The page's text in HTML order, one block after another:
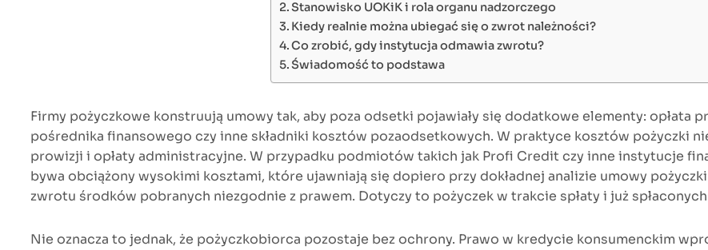
Stanowisko UOKiK i rola organu nadzorczego
Kiedy realnie można ubiegać się o zwrot należności?
Co zrobić, gdy instytucja odmawia zwrotu?
Świadomość to podstawa
Firmy pożyczkowe konstruują umowy tak, aby poza odsetki pojawiały się dodatkowe elementy: opłata
pośrednika finansowego czy inne składniki kosztów pozaodsetkowych. W praktyce kosztów pożyczki
prowizji i opłaty administracyjne. W przypadku podmiotów takich jak Profi Credit czy inne instytucje
bywa obciążony wysokimi kosztami, które ujawniają się dopiero przy dokładnej analizie umowy
zwrotu środków pobranych niezgodnie z prawem. Dotyczy to pożyczek w trakcie spłaty i już
Nie oznacza to jednak, że pożyczkobiorca pozostaje bez ochrony. Prawo w kredycie konsumenckim